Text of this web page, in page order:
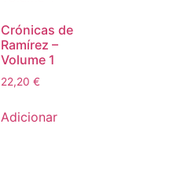
Crónicas de
Ramírez –
Volume 1
22,20 €
Adicionar